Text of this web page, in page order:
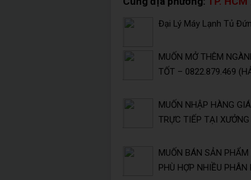
Đại Lý Máy Lạnh Tủ
MUỐN MỞ THÊM
TỐT – 0822.879.469
MUỐN NHẬP HÀNG
TRỰC TIẾP TẠI
MUỐN BÁN SẢN
PHÙ HỢP NHIỀU